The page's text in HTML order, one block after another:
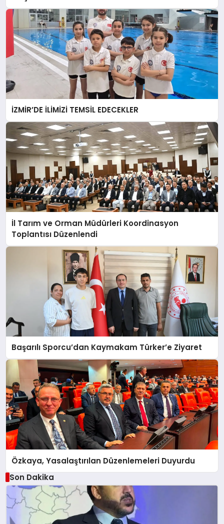
İZMİR’DE İLİMİZİ TEMSİL EDECEKLER
İl Tarım ve Orman Müdürleri Koordinasyon
Toplantısı Düzenlendi
Başarılı Sporcu’dan Kaymakam Türker’e Ziyaret
Özkaya, Yasalaştırılan Düzenlemeleri Duyurdu
Son Dakika